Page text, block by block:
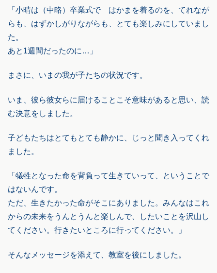
「小晴は（中略）卒業式で はかまを着るのを、てれなが
らも、はずかしがりながらも、とても楽しみにしていまし
た。
あと1週間だったのに…」
まさに、いまの我が子たちの状況です。
いま、彼ら彼女らに届けることこそ意味があると思い、読
む決意をしました。
子どもたちはとてもとても静かに、じっと聞き入ってくれ
ました。
「犠牲となった命を背負って生きていって、ということで
はないんです。
ただ、生きたかった命がそこにありました。みんなはこれ
からの未来をうんとうんと楽しんで、したいことを沢山し
てください。行きたいところに行ってください。」
そんなメッセージを添えて、教室を後にしました。